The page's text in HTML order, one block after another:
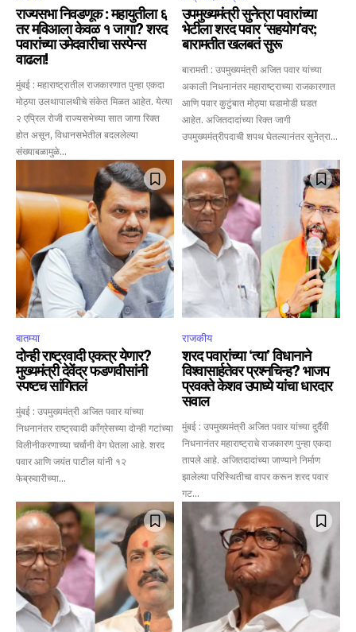
To subscribe, simply enter your email address on our website
or click the subscribe button below. Don't worry, we respect
your privacy and won't spam your inbox. Your information is
safe with us.
SUBSCRIBE
I've read and accept thePrivacy Policy.
6,300
Fans
32,111
Followers
75
Followers
राज्यसभा निवडणूक : महायुतीला ६
तर मविआला केवळ १ जागा? शरद
पवारांच्या उमेदवारीचा सस्पेन्स
वाढला!
मुंबई : महाराष्ट्रातील राजकारणात पुन्हा एकदा
मोठ्या उलथापालथीचे संकेत मिळत आहेत. येत्या
२ एप्रिल रोजी राज्यसभेच्या सात जागा रिक्त
होत असून, विधानसभेतील बदललेल्या
संख्याबळामुळे...
उपमुख्यमंत्री सुनेत्रा पवारांच्या
भेटीला शरद पवार ‘सहयोग’वर;
बारामतीत खलबतं सुरू
बारामती : उपमुख्यमंत्री अजित पवार यांच्या
अकाली निधनानंतर महाराष्ट्राच्या राजकारणात
आणि पवार कुटुंबात मोठ्या घडामोडी घडत
आहेत. अजितदादांच्या रिक्त जागी
उपमुख्यमंत्रीपदाची शपथ घेतल्यानंतर सुनेत्रा...
बातम्या
दोन्ही राष्ट्रवादी एकत्र येणार?
मुख्यमंत्री देवेंद्र फडणवीसांनी
स्पष्टच सांगितलं
मुंबई : उपमुख्यमंत्री अजित पवार यांच्या
निधनानंतर राष्ट्रवादी काँग्रेसच्या दोन्ही गटांच्या
विलीनीकरणाच्या चर्चांनी वेग घेतला आहे. शरद
पवार आणि जयंत पाटील यांनी १२
फेब्रुवारीच्या...
राजकीय
शरद पवारांच्या ‘त्या’ विधानाने
विश्वासार्हतेवर प्रश्नचिन्ह? भाजप
प्रवक्ते केशव उपाध्ये यांचा धारदार
सवाल
मुंबई : उपमुख्यमंत्री अजित पवार यांच्या दुर्दैवी
निधनानंतर महाराष्ट्राचे राजकारण पुन्हा एकदा
तापले आहे. अजितदादांच्या जाण्याने निर्माण
झालेल्या परिस्थितीचा वापर करून शरद पवार
गट...